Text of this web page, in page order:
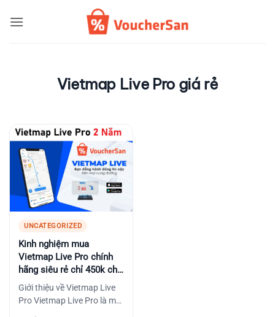
qua
Vietmap Live Pro giá rẻ
UNCATEGORIZED
Kinh nghiệm mua
Vietmap Live Pro chính
hãng siêu rẻ chỉ 450k cho
2 năm
Giới thiệu về Vietmap Live
Pro Vietmap Live Pro là một